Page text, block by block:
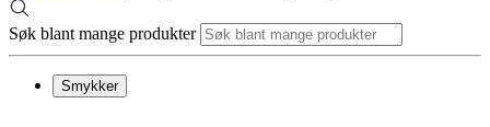
Søk blant mange produkter
Smykker